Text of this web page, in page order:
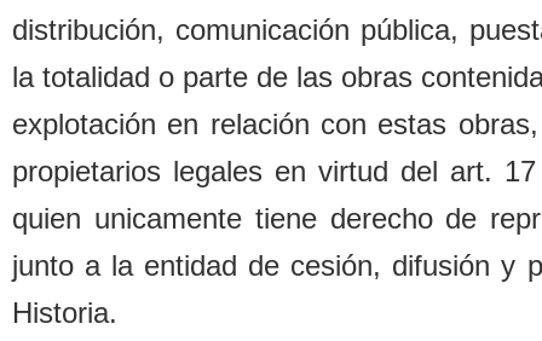
distribución, comunicación pública,
la totalidad o parte de las obras
explotación en relación con estas ob
propietarios legales en virtud del art.
quien unicamente tiene derecho de
junto a la entidad de cesión, difusión y
Historia.